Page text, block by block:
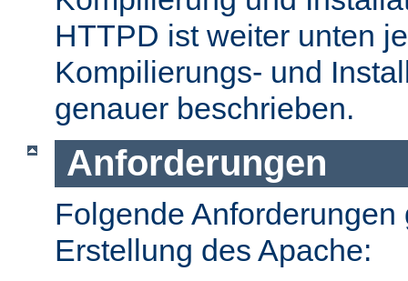
HTTPD ist weiter unten
Kompilierungs- und
genauer beschrieben.
Anforderungen
Folgende Anforderungen
Erstellung des Apache: